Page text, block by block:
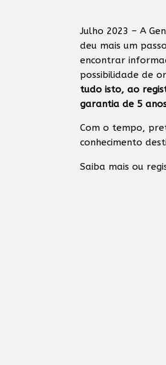
Julho 2023 – A
deu mais um
encontrar
possibilidade de
tudo isto, ao
garantia de 5
Com o tempo,
conhecimento
Saiba mais ou